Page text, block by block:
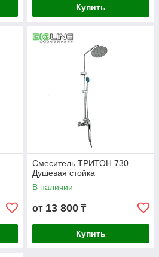
Купить
Смеситель ТРИТОН 730
Душевая стойка
В наличии
от 13 800 ₸
Купить